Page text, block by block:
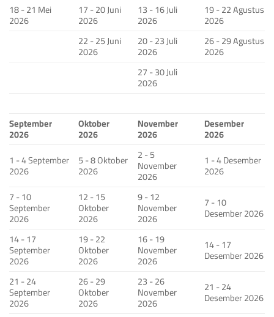
18 - 21 Mei
2026
17 - 20 Juni
2026
13 - 16 Juli
2026
19 - 22 Agustus
2026
22 - 25 Juni
2026
20 - 23 Juli
2026
26 - 29 Agustus
2026
27 - 30 Juli
2026
September
2026
Oktober
2026
November
2026
Desember
2026
1 - 4 September
2026
5 - 8 Oktober
2026
2 - 5
November
2026
1 - 4 Desember
2026
7 - 10
September
2026
12 - 15
Oktober
2026
9 - 12
November
2026
7 - 10
Desember 2026
14 - 17
September
2026
19 - 22
Oktober
2026
16 - 19
November
2026
14 - 17
Desember 2026
21 - 24
September
2026
26 - 29
Oktober
2026
23 - 26
November
2026
21 - 24
Desember 2026